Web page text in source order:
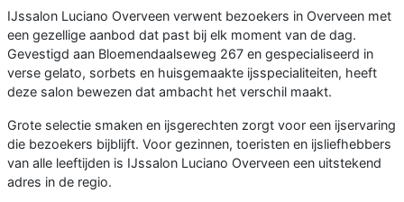
IJssalon Luciano Overveen verwent bezoekers in Overveen met
een gezellige aanbod dat past bij elk moment van de dag.
Gevestigd aan Bloemendaalseweg 267 en gespecialiseerd in
verse gelato, sorbets en huisgemaakte ijsspecialiteiten, heeft
deze salon bewezen dat ambacht het verschil maakt.
Grote selectie smaken en ijsgerechten zorgt voor een ijservaring
die bezoekers bijblijft. Voor gezinnen, toeristen en ijsliefhebbers
van alle leeftijden is IJssalon Luciano Overveen een uitstekend
adres in de regio.